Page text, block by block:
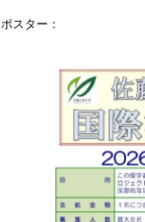
ポスター：